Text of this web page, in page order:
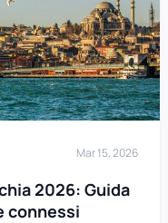
Mar 15, 2026
2026: Guida
connessi